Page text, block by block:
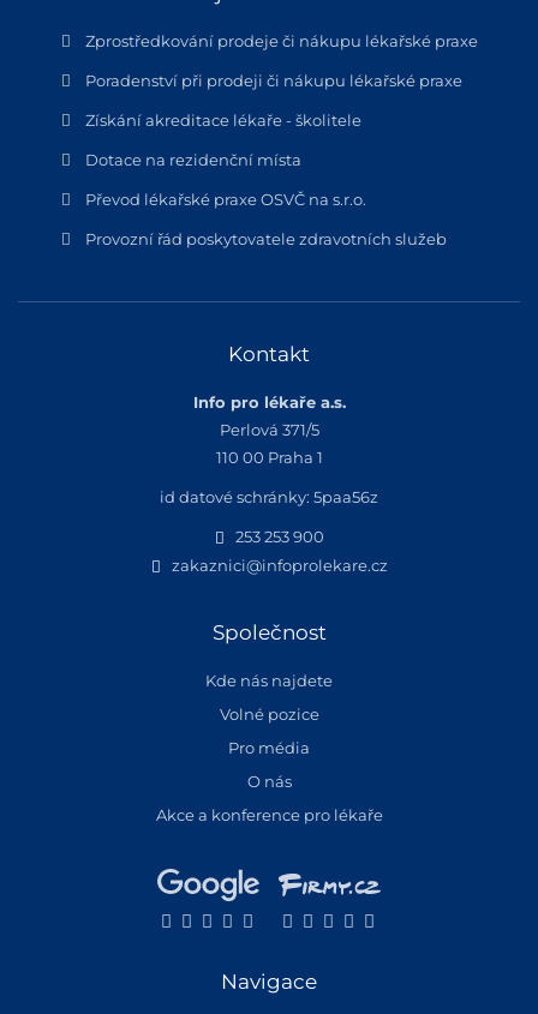
Zprostředkování prodeje či nákupu lékařské praxe
Poradenství při prodeji či nákupu lékařské praxe
Získání akreditace lékaře - školitele
Dotace na rezidenční místa
Převod lékařské praxe OSVČ na s.r.o.
Provozní řád poskytovatele zdravotních služeb
Kontakt
Info pro lékaře a.s.
Perlová 371/5
110 00 Praha 1
id datové schránky: 5paa56z
253 253 900
zakaznici@infoprolekare.cz
Společnost
Kde nás najdete
Volné pozice
Pro média
O nás
Akce a konference pro lékaře
Navigace